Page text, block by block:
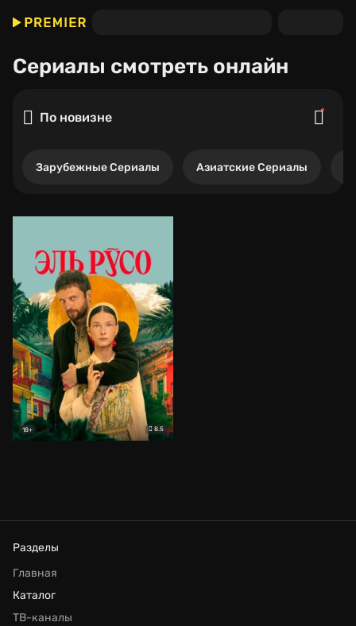
Сериалы смотреть онлайн
По новизне
Зарубежные Сериалы Азиатские Сериалы
18+ 8.5
Разделы
Главная
Каталог
ТВ-каналы